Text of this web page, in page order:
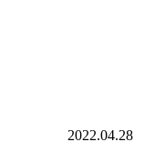
2022.04.28